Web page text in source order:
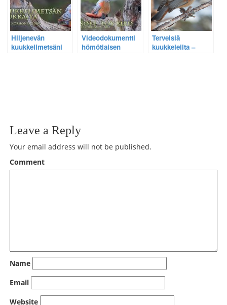
Hiljenevän
kuukkelimetsäni
Videodokumentti
hömötiaisen
Terveisiä
kuukkeleilta –
Leave a Reply
Your email address will not be published.
Comment
Name
Email
Website